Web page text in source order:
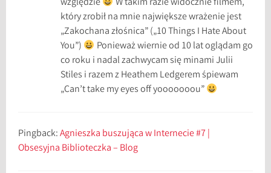
względzie
W takim razie widocznie filmem,
który zrobił na mnie największe wrażenie jest
„Zakochana złośnica” („10 Things I Hate About
You”)
Ponieważ wiernie od 10 lat oglądam go
co roku i nadal zachwycam się minami Julii
Stiles i razem z Heathem Ledgerem śpiewam
„Can’t take my eyes off yooooooou”
Pingback:Agnieszka buszująca w Internecie #7 |
Obsesyjna Biblioteczka – Blog